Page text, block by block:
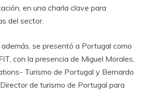
en una charla clave para
del sector.
se presentó a Portugal como
con la presencia de Miguel Morales,
Turismo de Portugal y Bernardo
de turismo de Portugal para